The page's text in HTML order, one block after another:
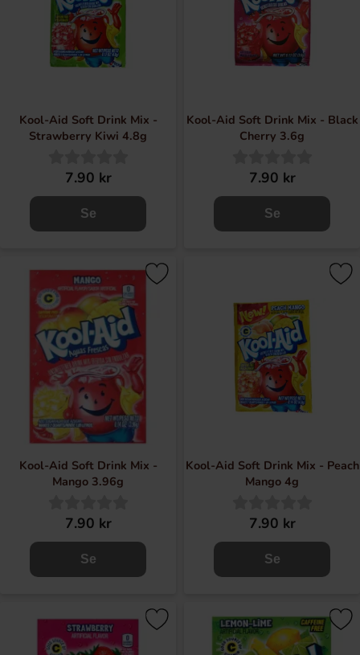
Kool-Aid Soft Drink Mix -
Strawberry Kiwi 4.8g
7.90 kr
Se
Kool-Aid Soft Drink Mix - Black
Cherry 3.6g
7.90 kr
Se
Kool-Aid Soft Drink Mix -
Mango 3.96g
7.90 kr
Se
Kool-Aid Soft Drink Mix - Peach
Mango 4g
7.90 kr
Se